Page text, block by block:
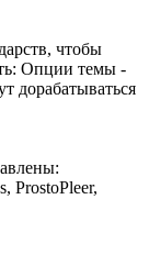
чтобы
Опции темы -
дорабатываться
ProstoPleer,